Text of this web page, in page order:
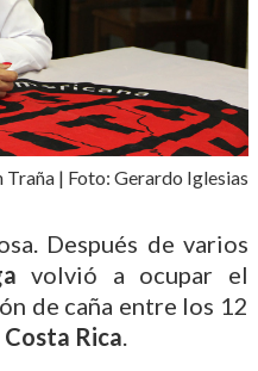
Traña | Foto: Gerardo Iglesias
Después de varios
volvió a ocupar el
de caña entre los 12
Costa Rica.